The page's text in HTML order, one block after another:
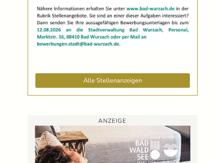
Alle Stellenanzeigen
ANZEIGE